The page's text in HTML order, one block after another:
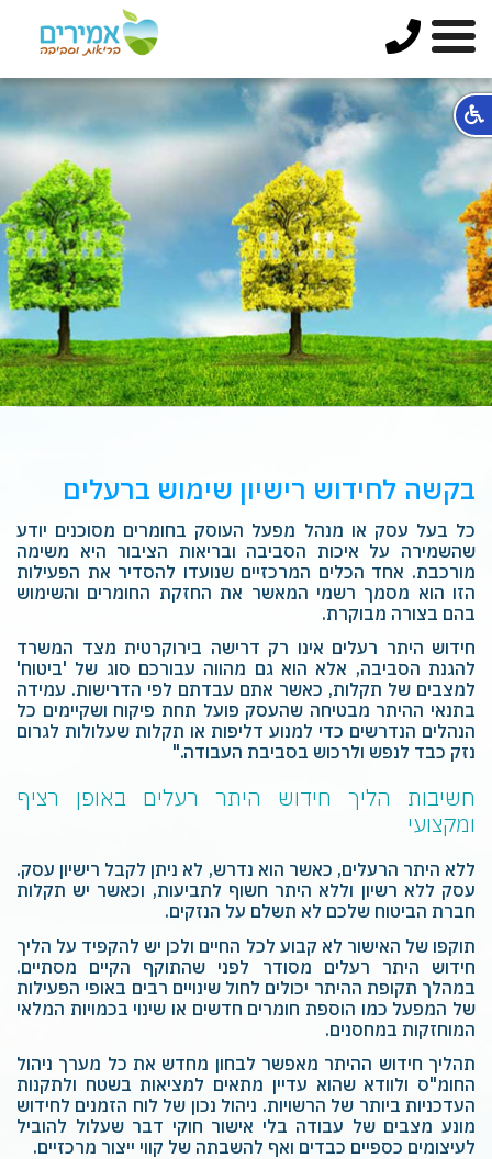
בקשה לחידוש רישיון שימוש ברעלים
כל בעל עסק או מנהל מפעל העוסק בחומרים מסוכנים יודע
שהשמירה על איכות הסביבה ובריאות הציבור היא משימה
מורכבת. אחד הכלים המרכזיים שנועדו להסדיר את הפעילות
הזו הוא מסמך רשמי המאשר את החזקת החומרים והשימוש
בהם בצורה מבוקרת.
חידוש היתר רעלים אינו רק דרישה בירוקרטית מצד המשרד
להגנת הסביבה, אלא הוא גם מהווה עבורכם סוג של 'ביטוח'
למצבים של תקלות, כאשר אתם עבדתם לפי הדרישות. עמידה
בתנאי ההיתר מבטיחה שהעסק פועל תחת פיקוח ושקיימים כל
הנהלים הנדרשים כדי למנוע דליפות או תקלות שעלולות לגרום
נזק כבד לנפש ולרכוש בסביבת העבודה."
חשיבות הליך חידוש היתר רעלים באופן רציף
ומקצועי
ללא היתר הרעלים, כאשר הוא נדרש, לא ניתן לקבל רישיון עסק.
עסק ללא רשיון וללא היתר חשוף לתביעות, וכאשר יש תקלות
חברת הביטוח שלכם לא תשלם על הנזקים.
תוקפו של האישור לא קבוע לכל החיים ולכן יש להקפיד על הליך
חידוש היתר רעלים מסודר לפני שהתוקף הקיים מסתיים.
במהלך תקופת ההיתר יכולים לחול שינויים רבים באופי הפעילות
של המפעל כמו הוספת חומרים חדשים או שינוי בכמויות המלאי
המוחזקות במחסנים.
תהליך חידוש ההיתר מאפשר לבחון מחדש את כל מערך ניהול
החומ"ס ולוודא שהוא עדיין מתאים למציאות בשטח ולתקנות
העדכניות ביותר של הרשויות. ניהול נכון של לוח הזמנים לחידוש
מונע מצבים של עבודה בלי אישור חוקי דבר שעלול להוביל
לעיצומים כספיים כבדים ואף להשבתה של קווי ייצור מרכזיים.